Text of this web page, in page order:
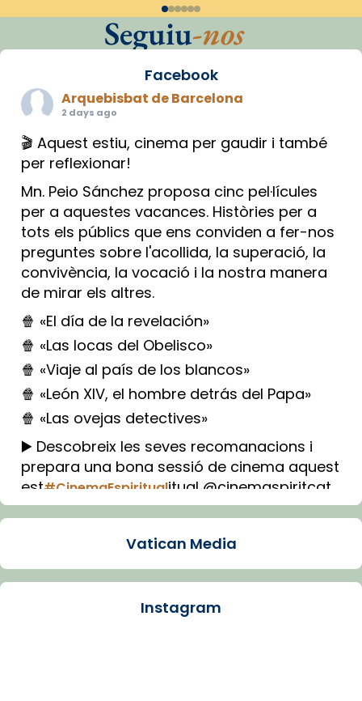
Seguiu-nos
Facebook
Arquebisbat de Barcelona
2 days ago
🎬 Aquest estiu, cinema per gaudir i també
per reflexionar!
Mn. Peio Sánchez proposa cinc pel·lícules
per a aquestes vacances. Històries per a
tots els públics que ens conviden a fer-nos
preguntes sobre l'acollida, la superació, la
convivència, la vocació i la nostra manera
de mirar els altres.
🍿 «El día de la revelación»
🍿 «Las locas del Obelisco»
🍿 «Viaje al país de los blancos»
🍿 «León XIV, el hombre detrás del Papa»
🍿 «Las ovejas detectives»
▶️ Descobreix les seves recomanacions i
prepara una bona sessió de cinema aquest
est#CinemaEspiritualitual @cinemaspiritcat
Imatge: Generada amb IA (OpenAI)
View on Facebook · Share
Arquebisbat de Barcelona
Vatican Media
Instagram